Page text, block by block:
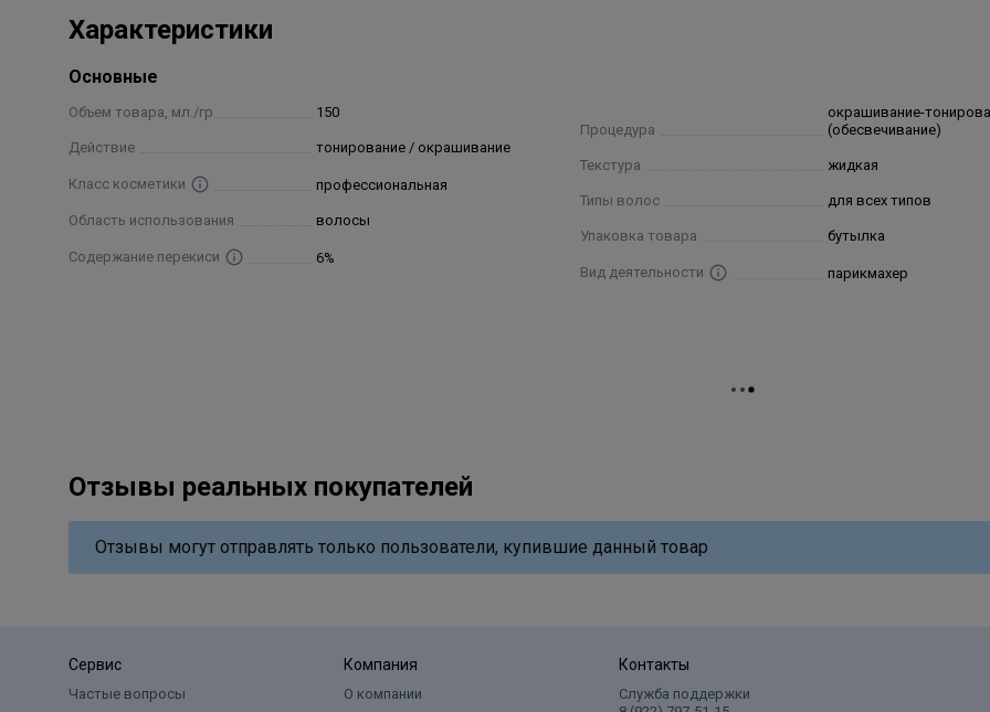
PEG-7 Glyceryl Cocoate, Sodium Stannate, Disodium EDTA
Характеристики
Основные
Объем товара, мл./гр 150
Действие тонирование / окрашивание
Класс косметики профессиональная
Область использования волосы
Содержание перекиси 6%
Процедура
окрашивание-
(обесвечивание)
Текстура жидкая
Типы волос для всех типов
Упаковка товара бутылка
Вид деятельности парикмахер
Отзывы реальных покупателей
Отзывы могут отправлять только пользователи, купившие данный товар
Сервис
Частые вопросы
Компания
О компании
Контакты
Служба поддержки